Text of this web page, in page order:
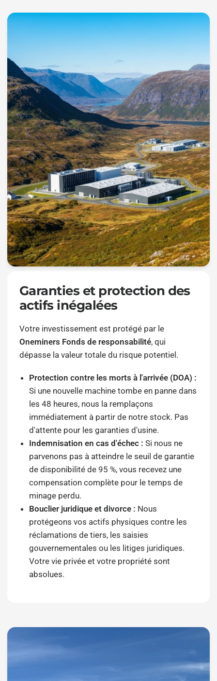
Garanties et protection des
actifs inégalées
Votre investissement est protégé par le
Oneminers Fonds de responsabilité, qui
dépasse la valeur totale du risque potentiel.
Protection contre les morts à l'arrivée (DOA) :
Si une nouvelle machine tombe en panne dans
les 48 heures, nous la remplaçons
immédiatement à partir de notre stock. Pas
d'attente pour les garanties d'usine.
Indemnisation en cas d'échec : Si nous ne
parvenons pas à atteindre le seuil de garantie
de disponibilité de 95 %, vous recevez une
compensation complète pour le temps de
minage perdu.
Bouclier juridique et divorce : Nous
protégeons vos actifs physiques contre les
réclamations de tiers, les saisies
gouvernementales ou les litiges juridiques.
Votre vie privée et votre propriété sont
absolues.